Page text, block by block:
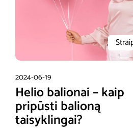
2024-06-19
Helio balionai – kaip
pripūsti balioną
taisyklingai?